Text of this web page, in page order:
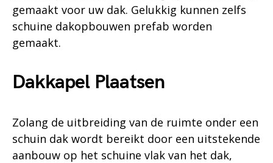
gemaakt voor uw dak. Gelukkig kunnen zelfs
schuine dakopbouwen prefab worden
gemaakt.
Dakkapel Plaatsen
Zolang de uitbreiding van de ruimte onder een
schuin dak wordt bereikt door een uitstekende
aanbouw op het schuine vlak van het dak,